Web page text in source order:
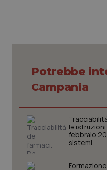
Puglia
Sardegna
Toscana
Umbria
Malattie rare
Malattia di Crohn
Neuroscienze &
Obesità
Oftalmologia
Potrebbe
Campania
le istruzioni
febbraio
sistemi